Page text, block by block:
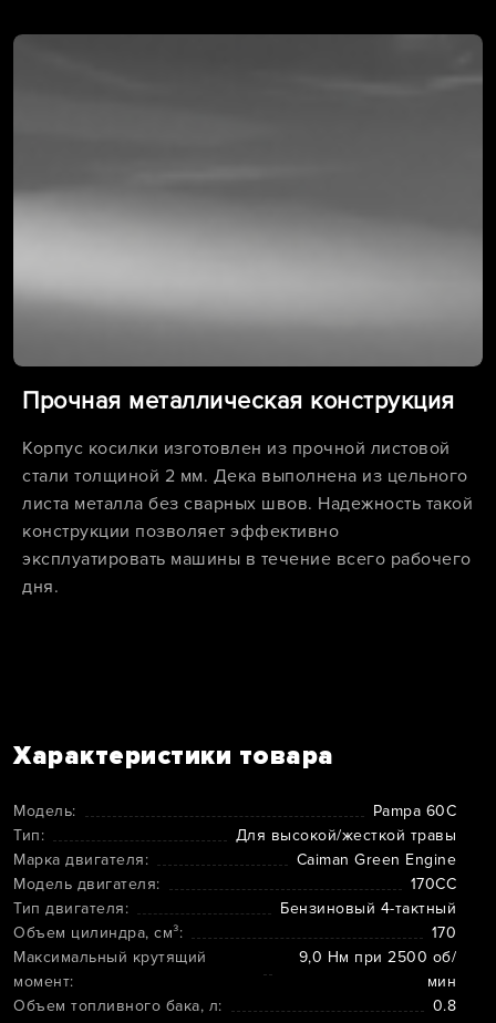
Прочная металлическая конструкция
Корпус косилки изготовлен из прочной листовой
стали толщиной 2 мм. Дека выполнена из цельного
листа металла без сварных швов. Надежность такой
конструкции позволяет эффективно
эксплуатировать машины в течение всего рабочего
дня.
Характеристики товара
Модель:
Pampa 60C
Тип:
Для высокой/жесткой травы
Марка двигателя:
Caiman Green Engine
Модель двигателя:
170CC
Тип двигателя:
Бензиновый 4-тактный
Объем цилиндра, см³:
170
Максимальный крутящий
момент:
9,0 Нм при 2500 об/
мин
Объем топливного бака, л:
0.8